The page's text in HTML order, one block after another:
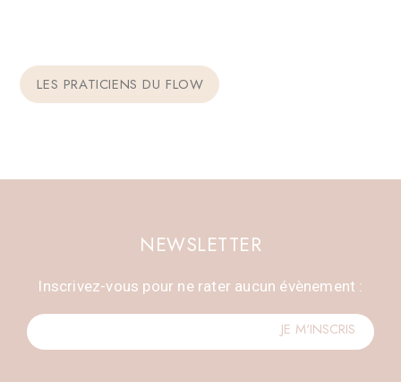
LES PRATICIENS DU FLOW
NEWSLETTER
Inscrivez-vous pour ne rater aucun évènement :